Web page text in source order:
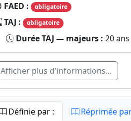
FAED : obligatoire
TAJ : obligatoire
Durée TAJ — majeurs : 20 ans
Afficher plus d'informations...
Définie par : Réprimée